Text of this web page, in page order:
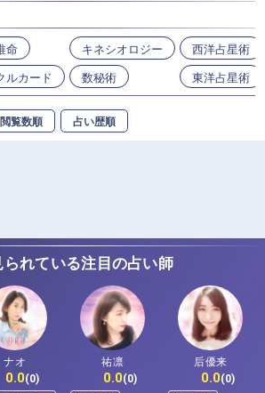
命
ルカード
キネシオロジー
数秘術
西洋占星術
東洋占星術
閲覧数順 占い歴順
られている注目の占い師
ナオ
0.0(0)
祐凛
0.0(0)
后優来
0.0(0)